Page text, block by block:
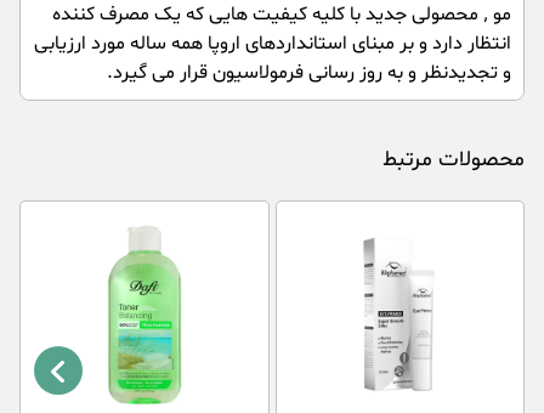
مو ٬ محصولی جدید با کلیه کیفیت هایی که یک مصرف کننده
انتظار دارد و بر مبنای استانداردهای اروپا همه ساله مورد ارزیابی
و تجدیدنظر و به روز رسانی فرمولاسیون قرار می گیرد.
محصولات مرتبط